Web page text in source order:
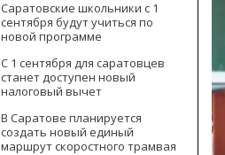
Саратовские школьники с 1
сентября будут учиться по
новой программе
С 1 сентября для саратовцев
станет доступен новый
налоговый вычет
В Саратове планируется
создать новый единый
маршрут скоростного трамвая